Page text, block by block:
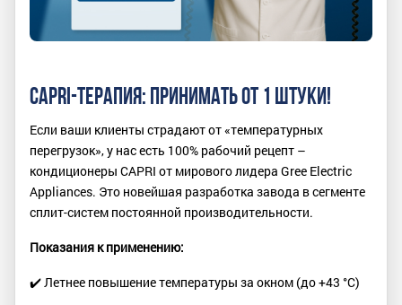
CAPRI-ТЕРАПИЯ: ПРИНИМАТЬ ОТ 1 ШТУКИ!
Если ваши клиенты страдают от «температурных
перегрузок», у нас есть 100% рабочий рецепт –
кондиционеры CAPRI от мирового лидера Gree Electric
Appliances. Это новейшая разработка завода в сегменте
сплит-систем постоянной производительности.
Показания к применению:
✔️ Летнее повышение температуры за окном (до +43 °C)